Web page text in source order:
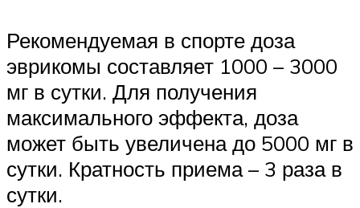
Рекомендуемая в спорте доза
эврикомы составляет 1000 – 3000
мг в сутки. Для получения
максимального эффекта, доза
может быть увеличена до 5000 мг в
сутки. Кратность приема – 3 раза в
сутки.